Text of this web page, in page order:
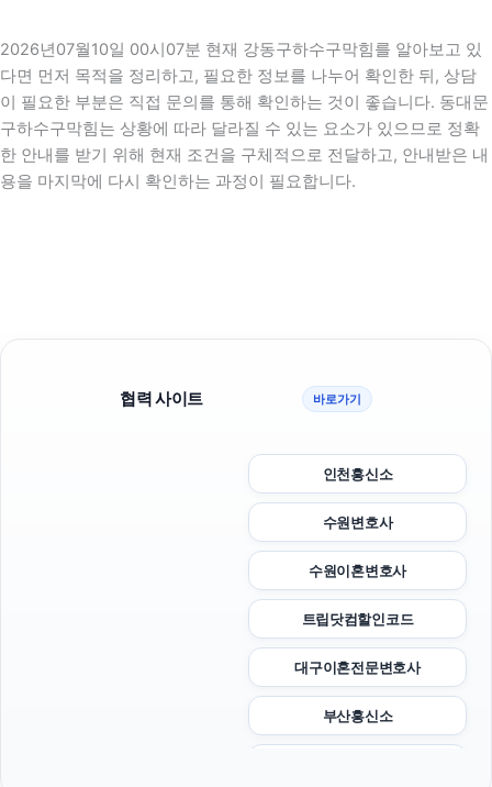
2026년07월10일 00시07분 현재 강동구하수구막힘를 알아보고 있
다면 먼저 목적을 정리하고, 필요한 정보를 나누어 확인한 뒤, 상담
이 필요한 부분은 직접 문의를 통해 확인하는 것이 좋습니다. 동대문
구하수구막힘는 상황에 따라 달라질 수 있는 요소가 있으므로 정확
한 안내를 받기 위해 현재 조건을 구체적으로 전달하고, 안내받은 내
용을 마지막에 다시 확인하는 과정이 필요합니다.
협력 사이트 바로가기
인천흥신소
수원변호사
수원이혼변호사
트립닷컴할인코드
대구이혼전문변호사
부산흥신소